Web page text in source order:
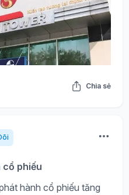
Chia sẻ
cổ phiếu
hành cổ phiếu tăng